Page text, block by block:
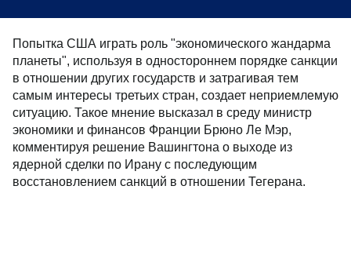
Попытка США играть роль "экономического жандарма
планеты", используя в одностороннем порядке санкции
в отношении других государств и затрагивая тем
самым интересы третьих стран, создает неприемлемую
ситуацию. Такое мнение высказал в среду министр
экономики и финансов Франции Брюно Ле Мэр,
комментируя решение Вашингтона о выходе из
ядерной сделки по Ирану с последующим
восстановлением санкций в отношении Тегерана.